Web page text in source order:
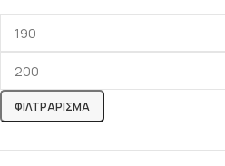
ΦΙΛΤΡΆΡΙΣΜΑ